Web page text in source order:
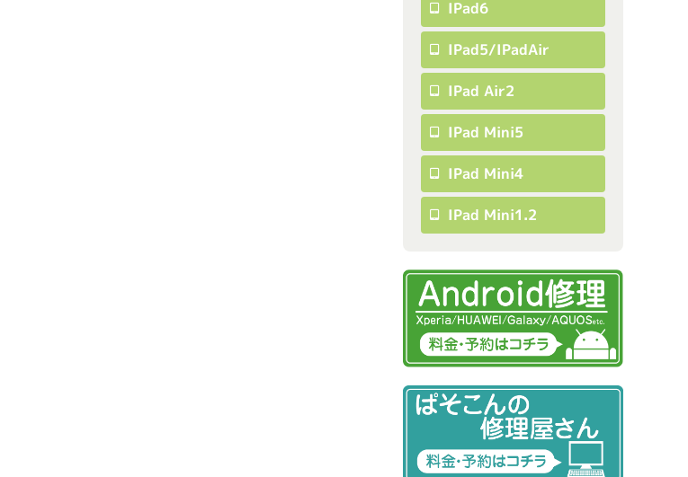
IPad6
IPad5/iPadAir
IPad Air2
IPad Mini5
IPad Mini4
IPad Mini1.2